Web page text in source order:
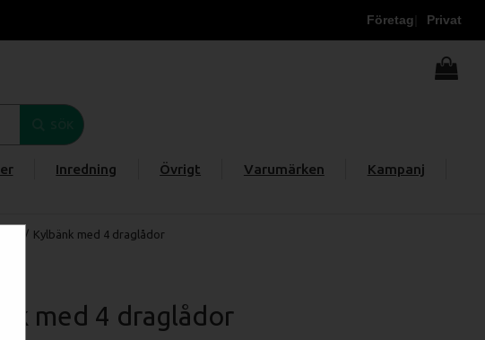
Företag Privat
Inredning Övrigt Varumärken
Kampanj
/ Kylbänk med 4 draglådor
med 4 draglådor